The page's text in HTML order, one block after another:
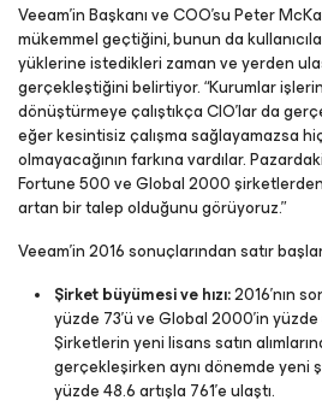
Veeam’in Başkanı ve COO’su Peter
mükemmel geçtiğini, bunun da
yüklerine istedikleri zaman ve yerden
gerçekleştiğini belirtiyor. “Kurumlar
dönüştürmeye çalıştıkça CIO’lar da
eğer kesintisiz çalışma sağlayamazsa
olmayacağının farkına vardılar.
Fortune 500 ve Global 2000
artan bir talep olduğunu görüyoruz.”
Veeam’in 2016 sonuçlarından satır
Şirket büyümesi ve hızı:2016’nın
yüzde 73’ü ve Global 2000’in yüzde
Şirketlerin yeni lisans satın
gerçekleşirken aynı dönemde yeni
yüzde 48.6 artışla 761’e ulaştı.